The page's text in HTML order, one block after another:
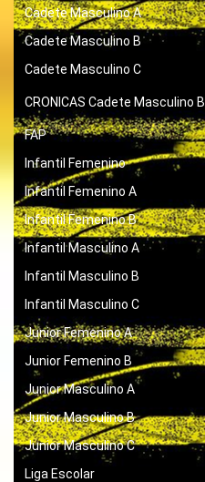
Cadete Masculino A
Cadete Masculino B
Cadete Masculino C
CRONICAS Cadete Masculino B
FAP
Infantil Femenino
Infantil Femenino A
Infantil Femenino B
Infantil Masculino A
Infantil Masculino B
Infantil Masculino C
Junior Femenino A
Junior Femenino B
Junior Masculino A
Junior Masculino B
Junior Masculino C
Liga Escolar